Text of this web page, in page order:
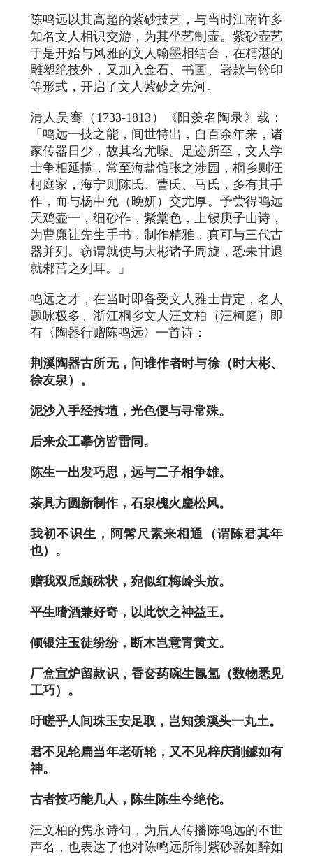
陈鸣远以其高超的紫砂技艺，与当时江南许多
知名文人相识交游，为其坐艺制壶。紫砂壶艺
于是开始与风雅的文人翰墨相结合，在精湛的
雕塑绝技外，又加入金石、书画、署款与钤印
等形式，开启了文人紫砂之先河。
清人吴骞（1733-1813）《阳羡名陶录》载：
「鸣远一技之能，间世特出，自百余年来，诸
家传器日少，故其名尤噪。足迹所至，文人学
士争相延揽，常至海盐馆张之涉园，桐乡则汪
柯庭家，海宁则陈氏、曹氏、马氏，多有其手
作，而与杨中允（晚妍）交尤厚。予尝得鸣远
天鸡壶一，细砂作，紫棠色，上锓庚子山诗，
为曹廉让先生手书，制作精雅，真可与三代古
器并列。窃谓就使与大彬诸子周旋，恐未甘退
就邾莒之列耳。」
鸣远之才，在当时即备受文人雅士肯定，名人
题咏极多。浙江桐乡文人汪文柏（汪柯庭）即
有〈陶器行赠陈鸣远〉一首诗：
荆溪陶器古所无，问谁作者时与徐（时大彬、
徐友泉）。
泥沙入手经抟埴，光色便与寻常殊。
后来众工摹仿皆雷同。
陈生一出发巧思，远与二子相争雄。
茶具方圆新制作，石泉槐火鏖松风。
我初不识生，阿髯尺素来相通（谓陈君其年
也）。
赠我双卮颇殊状，宛似红梅岭头放。
平生嗜酒兼好奇，以此饮之神益王。
倾银注玉徒纷纷，断木岂意青黄文。
厂盒宣炉留款识，香奁药碗生氤氲（数物悉见
工巧）。
吁嗟乎人间珠玉安足取，岂知羡溪头一丸土。
君不见轮扁当年老斫轮，又不见梓庆削鐻如有
神。
古者技巧能几人，陈生陈生今绝伦。
汪文柏的隽永诗句，为后人传播陈鸣远的不世
声名，也表达了他对陈鸣远所制紫砂器如醉如